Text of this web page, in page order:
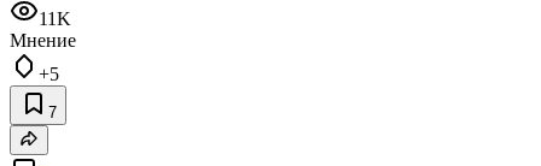
11K
Мнение
+5
7